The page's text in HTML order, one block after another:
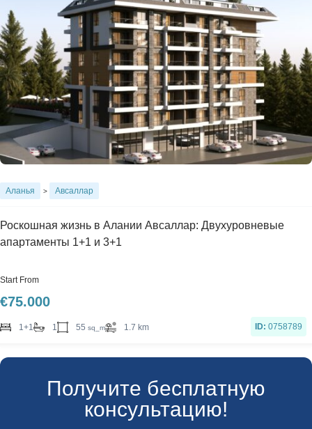
Аланья > Авсаллар
Роскошная жизнь в Алании Авсаллар: Двухуровневые
апартаменты 1+1 и 3+1
Start From
€75.000
1+1 1 55 sq_m 1.7 km ID: 0758789
Получите бесплатную
консультацию!